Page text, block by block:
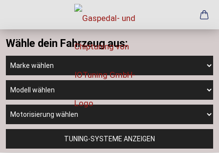
Wähle dein Fahrzeug aus:
TUNING-SYSTEME ANZEIGEN